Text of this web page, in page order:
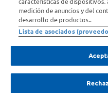
Comprá Online
medición de anuncios y del
desarrollo de productos..
Lista de asociados